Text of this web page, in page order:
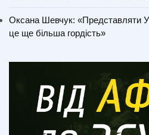
Оксана Шевчук: «Представляти
це ще більша гордість»